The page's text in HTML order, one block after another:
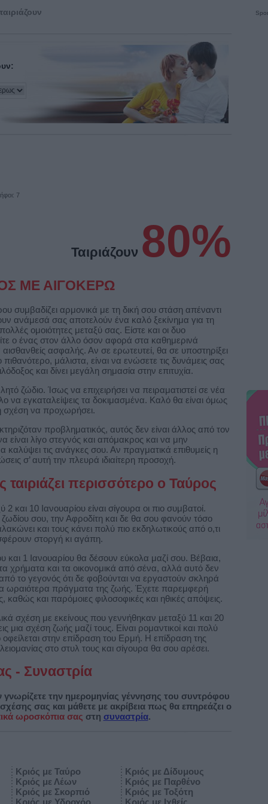
7
Ταιριάζουν 80%
ΜΕ ΑΙΓΟΚΕΡΩ
συμβαδίζει αρμονικά με τη δική σου στάση απέναντι
ανάμεσά σας αποτελούν ένα καλό ξεκίνημα για τη
ομοιότητες μεταξύ σας. Είστε και οι δυο
ο ένας στον άλλο όσον αφορά στα καθημερινά
ασφαλής. Αν σε ερωτευτεί, θα σε υποστηρίξει
μάλιστα, είναι να ενώσετε τις δυνάμεις σας
και δίνει μεγάλη σημασία στην επιτυχία.
ζώδιο. Ίσως να επιχειρήσει να πειραματιστεί σε νέα
να εγκαταλείψεις τα δοκιμασμένα. Καλό θα είναι όμως
σχέση να προχωρήσει.
προβληματικός, αυτός δεν είναι άλλος από τον
είναι λίγο στεγνός και απόμακρος και να μην
τις ανάγκες σου. Αν πραγματικά επιθυμείς η
σ’ αυτή την πλευρά ιδιαίτερη προσοχή.
περισσότερο ο Ταύρος
και 10 Ιανουαρίου είναι σίγουρα οι πιο συμβατοί.
σου, την Αφροδίτη και δε θα σου φανούν τόσο
και τους κάνει πολύ πιο εκδηλωτικούς από ο,τι
στοργή κι αγάπη.
και 1 Ιανουαρίου θα δέσουν εύκολα μαζί σου. Βέβαια,
χρήματα και τα οικονομικά από σένα, αλλά αυτό δεν
το γεγονός ότι δε φοβούνται να εργαστούν σκληρά
ωραιότερα πράγματα της ζωής. Έχετε παρεμφερή
καθώς και παρόμοιες φιλοσοφικές και ηθικές απόψεις.
σχέση με εκείνους που γεννήθηκαν μεταξύ 11 και 20
μια σχέση ζωής μαζί τους. Είναι ρομαντικοί και πολύ
στην επίδραση του Ερμή. Η επίδραση της
στο στυλ τους και σίγουρα θα σου αρέσει.
- Συναστρία
γνωρίζετε την ημερομηνίας γέννησης του συντρόφου
σας και μάθετε με ακρίβεια πως θα επηρεάζει ο
ωροσκόπια σας στη συναστρία.
Κριός με Ταύρο
Κριός με Λέων
Κριός με Σκορπιό
Κριός με Υδροχόο
Κριός με Δίδυμους
Κριός με Παρθένο
Κριός με Τοξότη
Κριός με Ιχθείς